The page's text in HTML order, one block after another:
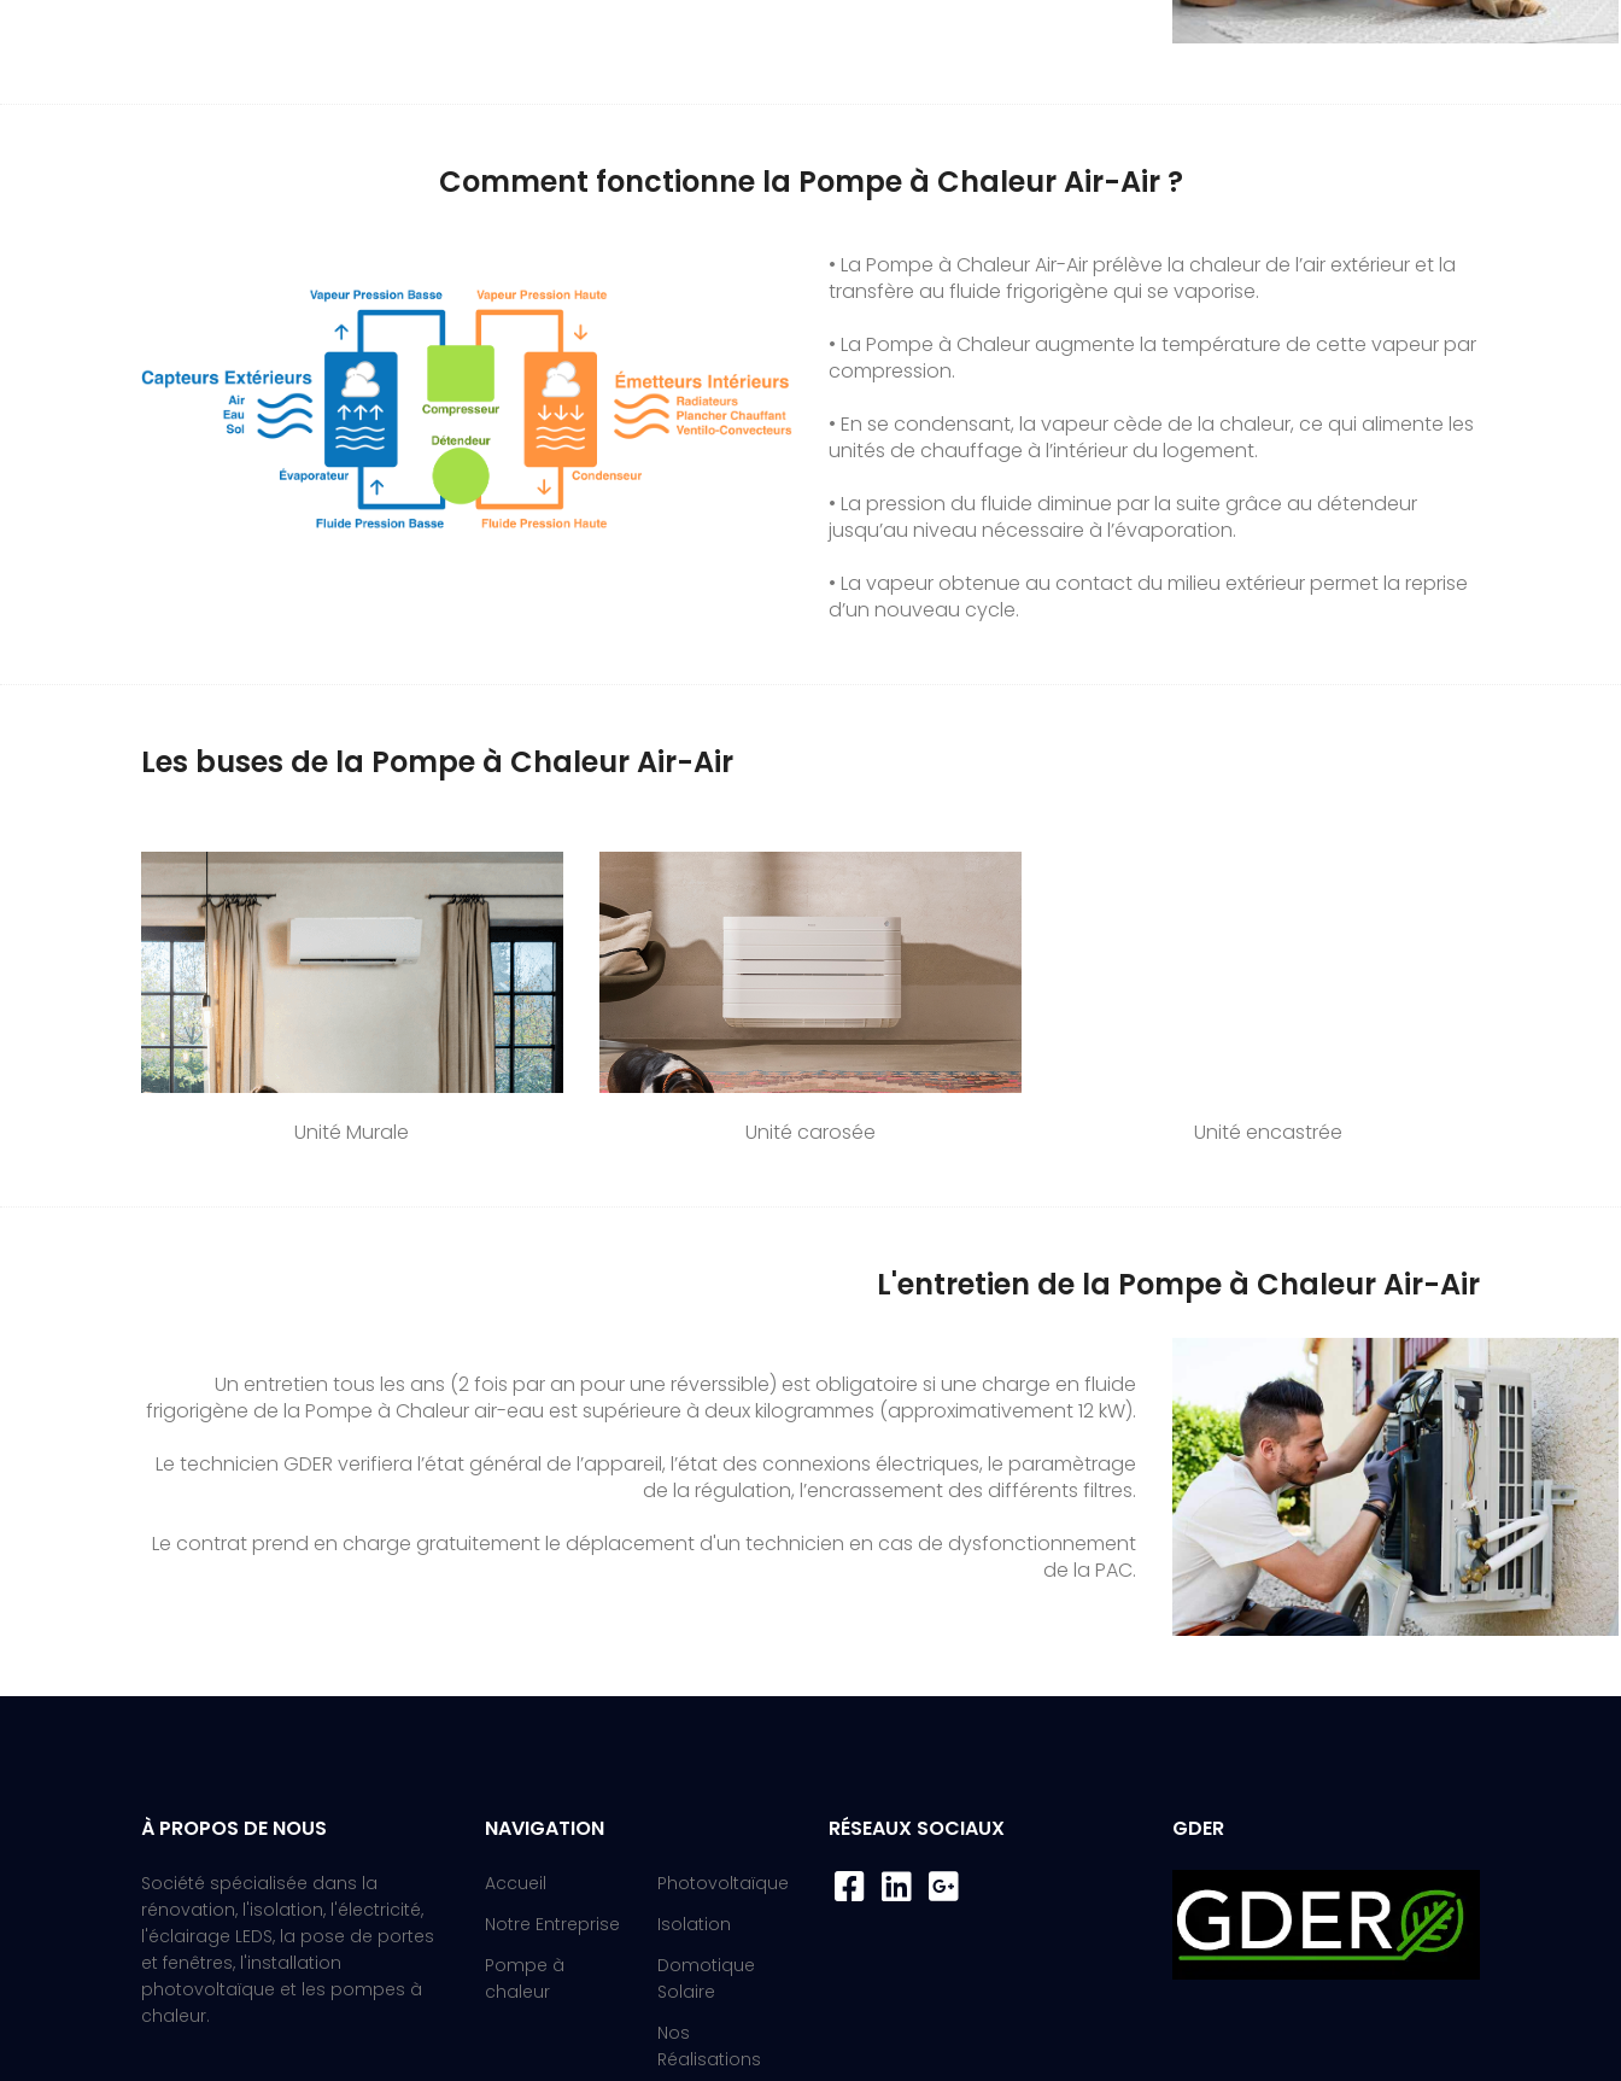
Comment fonctionne la Pompe à Chaleur Air-Air ?
• La Pompe à Chaleur Air-Air prélève la chaleur de l’air extérieur et la
transfère au fluide frigorigène qui se vaporise.
• La Pompe à Chaleur augmente la température de cette vapeur par
compression.
• En se condensant, la vapeur cède de la chaleur, ce qui alimente les
unités de chauffage à l’intérieur du logement.
• La pression du fluide diminue par la suite grâce au détendeur
jusqu’au niveau nécessaire à l’évaporation.
• La vapeur obtenue au contact du milieu extérieur permet la reprise
d’un nouveau cycle.
Les buses de la Pompe à Chaleur Air-Air
Unité Murale Unité carosée Unité encastrée
L'entretien de la Pompe à Chaleur Air-Air
Un entretien tous les ans (2 fois par an pour une réverssible) est obligatoire si une charge en fluide
frigorigène de la Pompe à Chaleur air-eau est supérieure à deux kilogrammes (approximativement 12 kW).
Le technicien GDER verifiera l’état général de l’appareil, l’état des connexions électriques, le paramètrage
de la régulation, l’encrassement des différents filtres.
Le contrat prend en charge gratuitement le déplacement d'un technicien en cas de dysfonctionnement
de la PAC.
À PROPOS DE NOUS
Société spécialisée dans la
rénovation, l'isolation, l'électricité,
l'éclairage LEDS, la pose de portes
et fenêtres, l'installation
photovoltaïque et les pompes à
chaleur.
NAVIGATION
Accueil
Notre Entreprise
Pompe à
chaleur
Photovoltaïque
Isolation
Domotique
Solaire
Nos
Réalisations
RÉSEAUX SOCIAUX GDER